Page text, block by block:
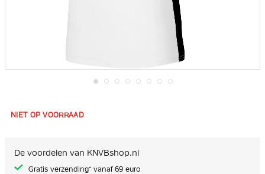
het
afbeeldingen-
gallerij
NIET OP VOORRAAD
De voordelen van KNVBshop.nl
Gratis verzending* vanaf 69 euro